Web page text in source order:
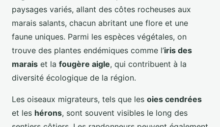
paysages variés, allant des côtes rocheuses aux
marais salants, chacun abritant une flore et une
faune uniques. Parmi les espèces végétales, on
trouve des plantes endémiques comme l’iris des
marais et la fougère aigle, qui contribuent à la
diversité écologique de la région.
Les oiseaux migrateurs, tels que les oies cendrées
et les hérons, sont souvent visibles le long des